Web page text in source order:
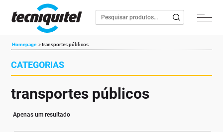
Homepage »transportes públicos
CATEGORIAS
transportes públicos
Apenas um resultado